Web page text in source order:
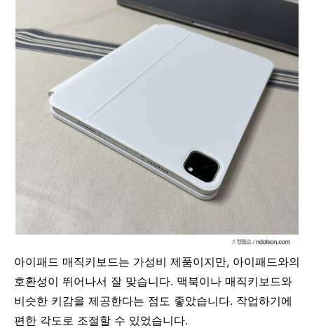
아이패드 매직키보드는 가성비 제품이지만, 아이패드와의
호환성이 뛰어나서 잘 맞습니다. 맥북이나 매직키보드와
비슷한 키감을 제공한다는 점도 좋았습니다. 작업하기에
편한 각도로 조절할 수 있었습니다.